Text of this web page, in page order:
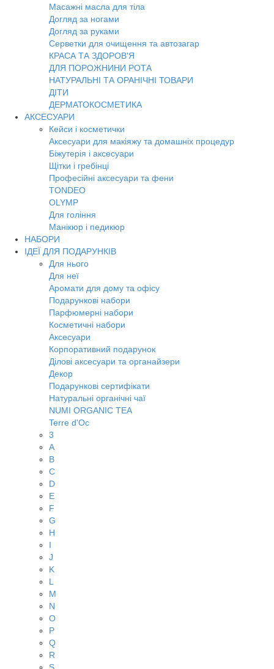
Масажні масла для тіла
Догляд за ногами
Догляд за руками
Серветки для очищення та автозагар
КРАСА ТА ЗДОРОВ'Я
ДЛЯ ПОРОЖНИНИ РОТА
НАТУРАЛЬНІ ТА ОРАНІЧНІ ТОВАРИ
ДІТИ
ДЕРМАТОКОСМЕТИКА
АКСЕСУАРИ
Кейси і косметички
Аксесуари для макіяжу та домашніх процедур
Біжутерія і аксесуари
Щітки і гребінці
Професійні аксесуари та фени
TONDEO
OLYMP
Для гоління
Манікюр і педикюр
НАБОРИ
ІДЕЇ ДЛЯ ПОДАРУНКІВ
Для нього
Для неї
Аромати для дому та офісу
Подарункові набори
Парфюмерні набори
Косметичні набори
Аксесуари
Корпоративний подарунок
Ділові аксесуари та органайзери
Декор
Подарункові сертифікати
Натуральні органічні чаї
NUMI ORGANIC TEA
Terre d'Oc
3
A
B
C
D
E
F
G
H
I
J
K
L
M
N
O
P
Q
R